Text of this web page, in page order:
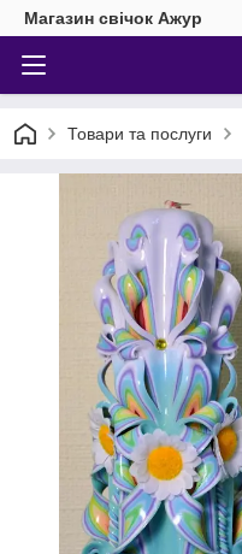
Магазин свічок Ажур
Товари та послуги